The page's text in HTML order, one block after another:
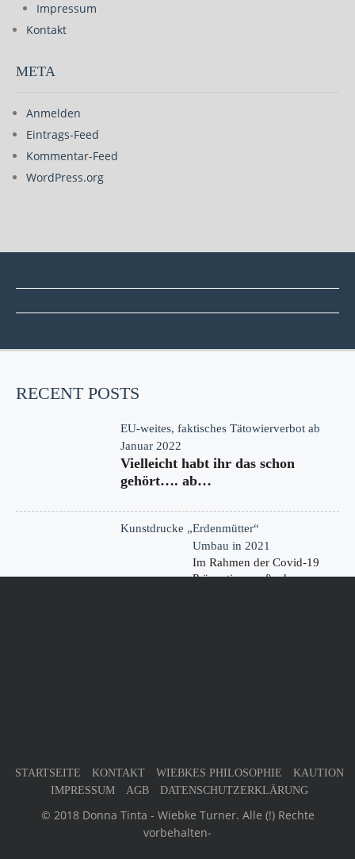
Impressum
Kontakt
META
Anmelden
Eintrags-Feed
Kommentar-Feed
WordPress.org
RECENT POSTS
EU-weites, faktisches Tätowierverbot ab
Januar 2022
Vielleicht habt ihr das schon
gehört…. ab…
Kunstdrucke „Erdenmütter“
Umbau in 2021
Im Rahmen der Covid-19
Präventionsmaßnahmen
STARTSEITE KONTAKT WIEBKES PHILOSOPHIE
KAUTION
IMPRESSUM
AGB DATENSCHUTZERKLÄRUNG
© 2018 Donna Tinta - Wiebke Turner. Alle (!) Rechte
vorbehalten-